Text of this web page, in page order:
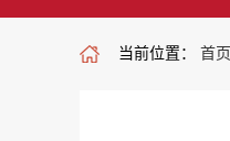
当前位置： 首页